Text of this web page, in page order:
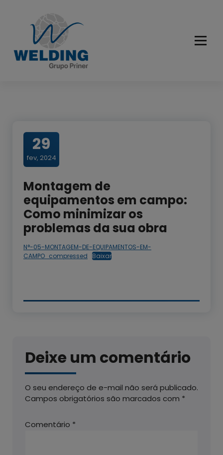
conteúdo
29
fev, 2024
Montagem de
equipamentos em campo:
Como minimizar os
problemas da sua obra
N°-05-MONTAGEM-DE-EQUIPAMENTOS-EM-
CAMPO_compressed Baixar
Deixe um comentário
O seu endereço de e-mail não será publicado.
Campos obrigatórios são marcados com *
Comentário *